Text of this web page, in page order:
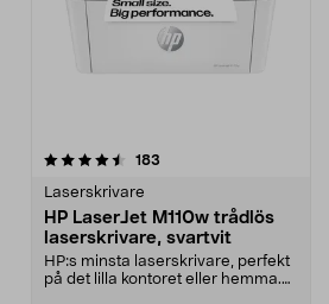
183
Laserskrivare
HP LaserJet M110w trådlös
laserskrivare, svartvit
HP:s minsta laserskrivare, perfekt
på det lilla kontoret eller hemma.
4.0 av 5 stjärnor